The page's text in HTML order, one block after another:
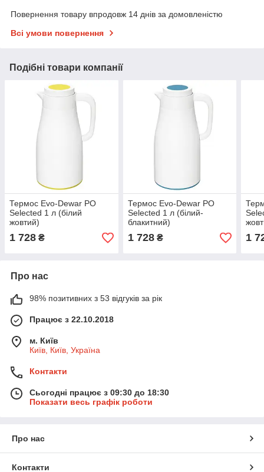
Повернення товару впродовж 14 днів за домовленістю
Всі умови повернення
Подібні товари компанії
Термос Evo-Dewar PO
Selected 1 л (білий
жовтий)
1 728 ₴
Термос Evo-Dewar PO
Selected 1 л (білий-
блакитний)
1 728₴ 1
Про нас
98% позитивних з 53 відгуків за рік
Працює з 22.10.2018
м. Київ
Київ, Київ, Україна
Контакти
Сьогодні працює з 09:30 до 18:30
Показати весь графік роботи
Про нас
Контакти